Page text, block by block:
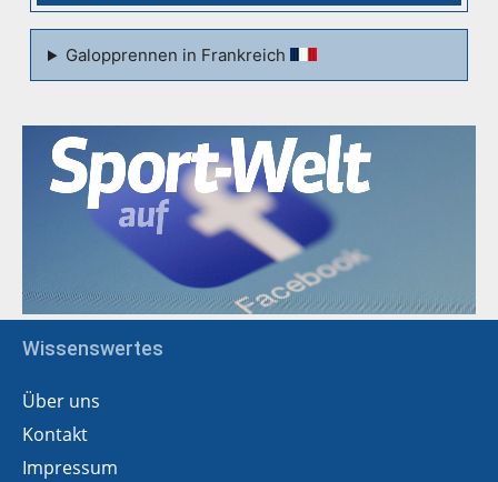
Galopprennen in Frankreich
Wissenswertes
Über uns
Kontakt
Impressum